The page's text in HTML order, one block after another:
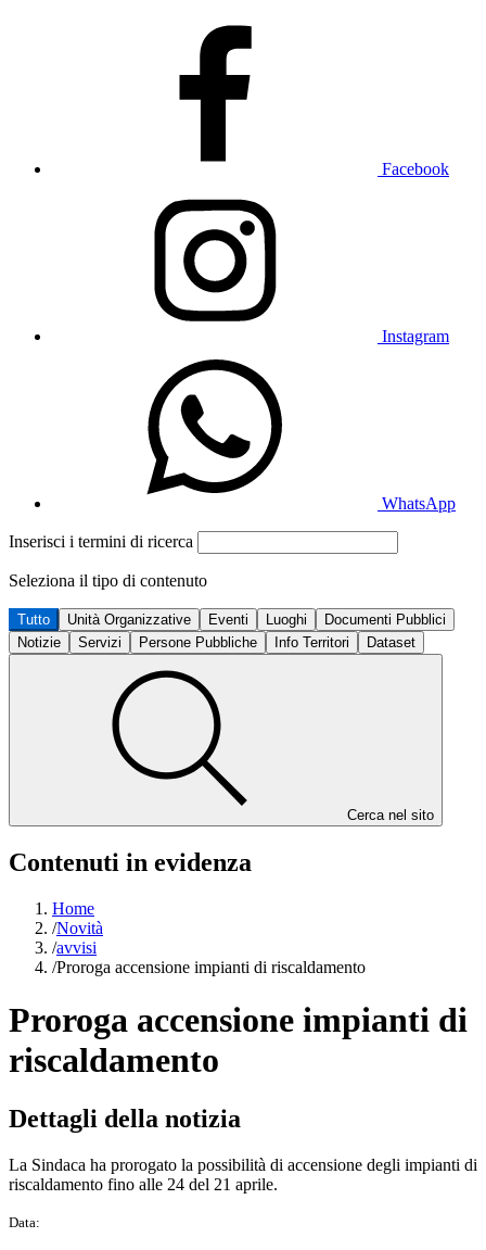
Facebook
Instagram
WhatsApp
Inserisci i termini di ricerca
Seleziona il tipo di contenuto
Tutto Unità Organizzative Eventi Luoghi
Documenti Pubblici
Notizie
Servizi Persone Pubbliche Info Territori Dataset
Cerca nel sito
Contenuti in evidenza
Home
/Novità
/avvisi
/Proroga accensione impianti di riscaldamento
Proroga accensione impianti di
riscaldamento
Dettagli della notizia
La Sindaca ha prorogato la possibilità di accensione degli impianti di
riscaldamento fino alle 24 del 21 aprile.
Data: